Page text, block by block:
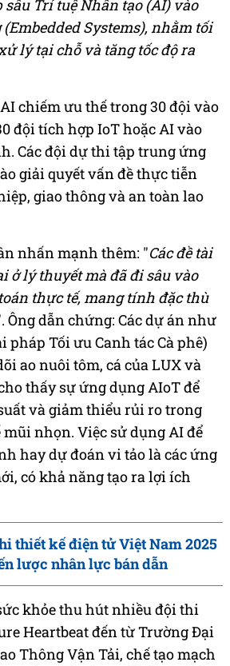
Trí tuệ Nhân tạo (AI) vào
Systems), nhằm tối
lý tại chỗ và tăng tốc độ ra
chiếm ưu thế trong 30 đội vào
đội tích hợp IoT hoặc AI vào
Các đội dự thi tập trung ứng
giải quyết vấn đề thực tiễn
giao thông và an toàn lao
nhấn mạnh thêm: "Các đề tài
ở lý thuyết mà đã đi sâu vào
thực tế, mang tính đặc thù
Ông dẫn chứng: Các dự án như
pháp Tối ưu Canh tác Cà phê)
ao nuôi tôm, cá của LUX và
thấy sự ứng dụng AIoT để
và giảm thiểu rủi ro trong
nhọn. Việc sử dụng AI để
hay dự đoán vi tảo là các ứng
có khả năng tạo ra lợi ích
thiết kế điện tử Việt Nam 2025
lược nhân lực bán dẫn
khỏe thu hút nhiều đội thi
Heartbeat đến từ Trường Đại
Thông Vận Tải, chế tạo mạch